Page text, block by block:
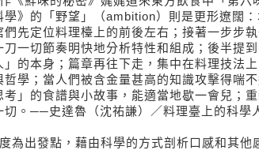
》的「野望」（ambition）則是更形遼闊
先定位料理檯上的前後左右；接著一步步執
一切節奏明快地分析特性和組成；後半提
的本身；篇章再往下走，集中在料理技法
學；當人們被含金量甚高的知識攻擊得喘
」的食譜與小故事，能適當地歇一會兒；
切。──史達魯（沈祐謙）／料理臺上的科學
為出發點，藉由科學的方式剖析口感和其他